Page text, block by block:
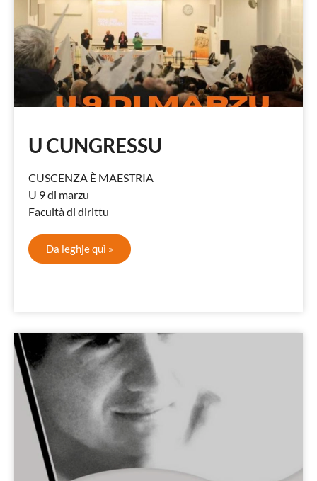
U CUNGRESSU
CUSCENZA È MAESTRIA
U 9 di marzu
Facultà di dirittu
Da leghje quì »